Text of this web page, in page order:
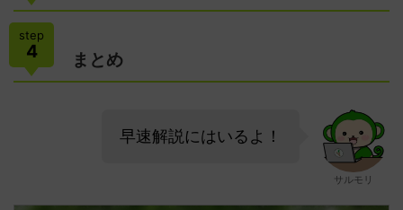
step
4 まとめ
早速解説にはいるよ！
サルモリ